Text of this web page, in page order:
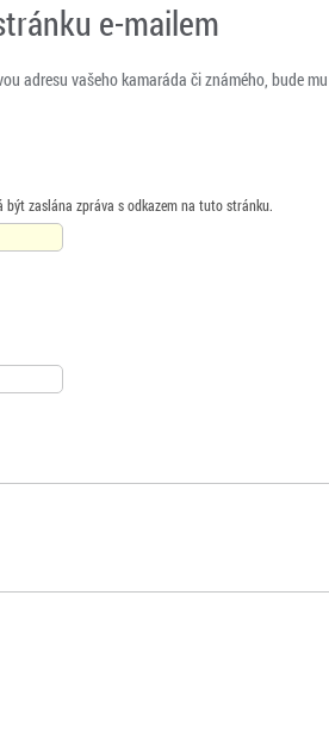
e-mailem
adresu vašeho kamaráda či známého, bude
být zaslána zpráva s odkazem na tuto stránku.